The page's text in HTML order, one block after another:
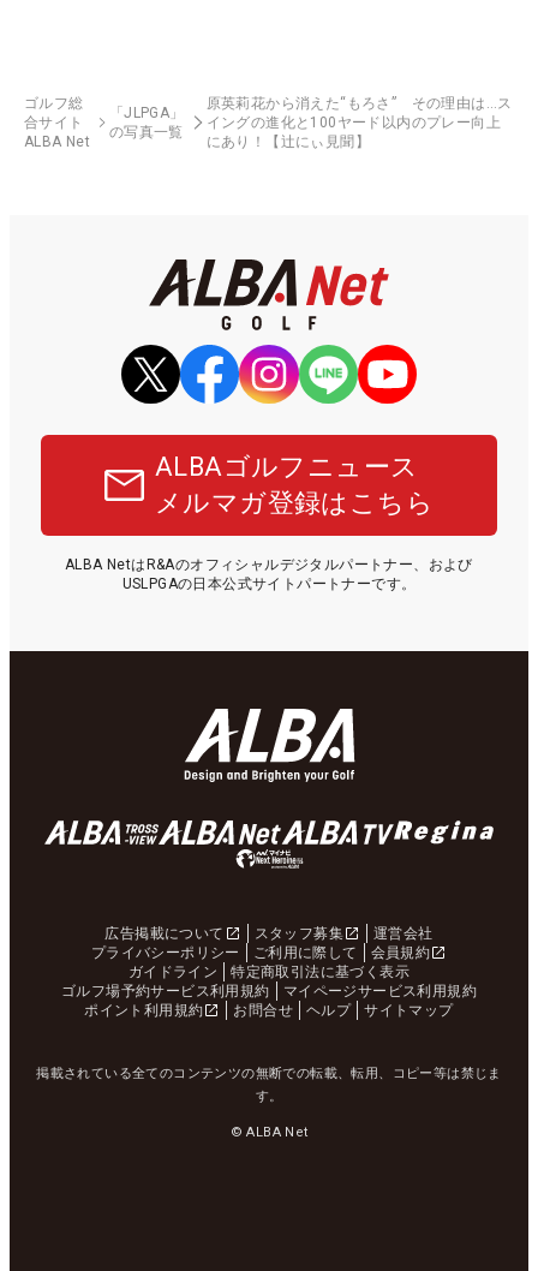
ゴルフ総
合サイト
ALBA Net
「JLPGA」
の写真一覧
原英莉花から消えた“もろさ” その理由は…ス
イングの進化と100ヤード以内のプレー向上
にあり！【辻にぃ見聞】
ALBAゴルフニュース
メルマガ登録はこちら
ALBA NetはR&Aのオフィシャルデジタルパートナー、および
USLPGAの日本公式サイトパートナーです。
広告掲載について スタッフ募集
運営会社
プライバシーポリシー
ご利用に際して
会員規約
ガイドライン
特定商取引法に基づく表示
ゴルフ場予約サービス利用規約
マイページサービス利用規約
ポイント利用規約
お問合せ ヘルプ サイトマップ
掲載されている全てのコンテンツの無断での転載、転用、コピー等は禁じま
す。
© ALBA Net